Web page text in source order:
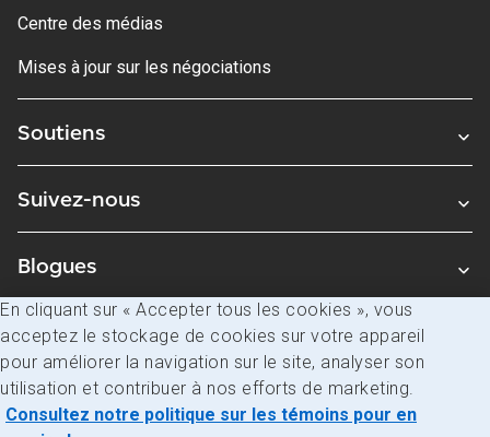
Centre des médias
Mises à jour sur les négociations
Soutiens
Suivez-nous
Blogues
Avis juridiques
Confidentialité
Accès à l’information
En cliquant sur « Accepter tous les cookies », vous
acceptez le stockage de cookies sur votre appareil
pour améliorer la navigation sur le site, analyser son
utilisation et contribuer à nos efforts de marketing.
Consultez notre politique sur les témoins pour en